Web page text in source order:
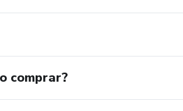
comprar?